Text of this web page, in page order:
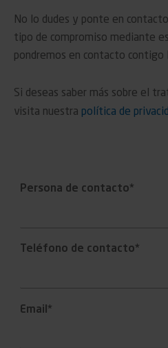
No lo dudes y ponte en
tipo de compromiso mediante
pondremos en contacto contigo
Si deseas saber más sobre el
visita nuestra política de
Persona de contacto*
Teléfono de contacto*
Email*